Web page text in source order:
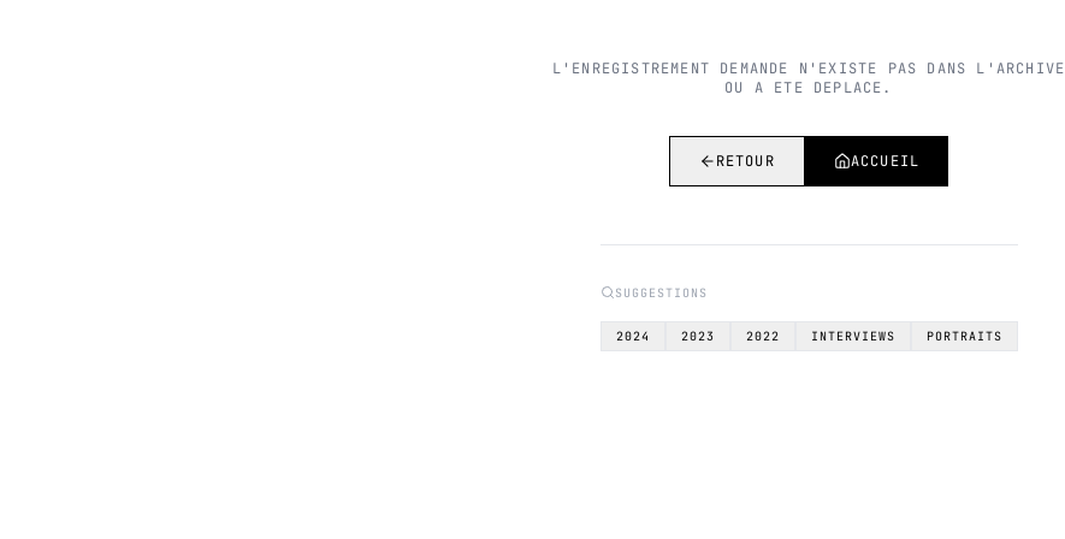
L'ENREGISTREMENT DEMANDE N'EXISTE PAS DANS L'ARCHIVE
OU A ETE DEPLACE.
RETOUR ACCUEIL
SUGGESTIONS
2024 2023 2022 INTERVIEWS PORTRAITS